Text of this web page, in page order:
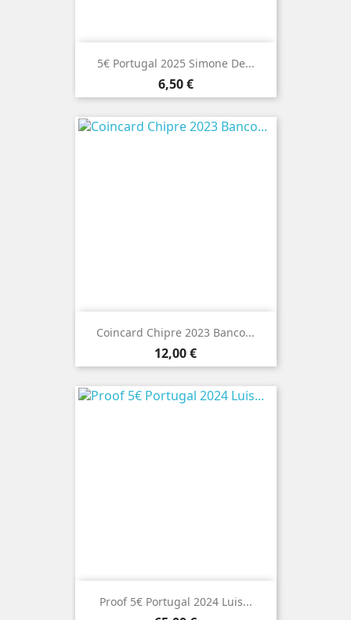
5€ Portugal 2025 Simone De...
Preço
6,50 €
Coincard Chipre 2023 Banco...
Preço
12,00 €
Proof 5€ Portugal 2024 Luis...